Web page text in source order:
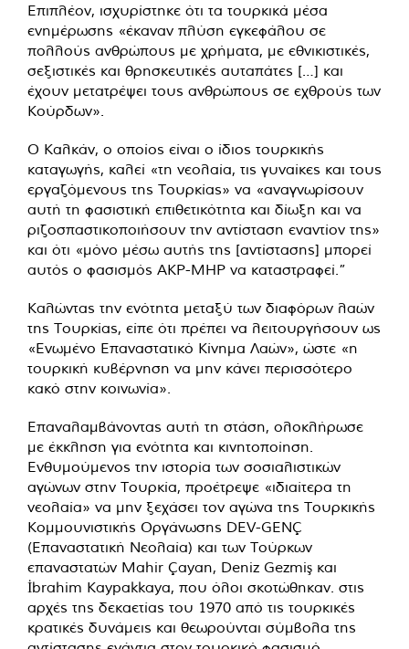
Επιπλέον, ισχυρίστηκε ότι τα τουρκικά μέσα
ενημέρωσης «έκαναν πλύση εγκεφάλου σε
πολλούς ανθρώπους με χρήματα, με εθνικιστικές,
σεξιστικές και θρησκευτικές αυταπάτες […] και
έχουν μετατρέψει τους ανθρώπους σε εχθρούς των
Κούρδων».
Ο Καλκάν, ο οποίος είναι ο ίδιος τουρκικής
καταγωγής, καλεί «τη νεολαία, τις γυναίκες και τους
εργαζόμενους της Τουρκίας» να «αναγνωρίσουν
αυτή τη φασιστική επιθετικότητα και δίωξη και να
ριζοσπαστικοποιήσουν την αντίσταση εναντίον της»
και ότι «μόνο μέσω αυτής της [αντίστασης] μπορεί
αυτός ο φασισμός AKP-MHP να καταστραφεί.”
Καλώντας την ενότητα μεταξύ των διαφόρων λαών
της Τουρκίας, είπε ότι πρέπει να λειτουργήσουν ως
«Ενωμένο Επαναστατικό Κίνημα Λαών», ώστε «η
τουρκική κυβέρνηση να μην κάνει περισσότερο
κακό στην κοινωνία».
Επαναλαμβάνοντας αυτή τη στάση, ολοκλήρωσε
με έκκληση για ενότητα και κινητοποίηση.
Ενθυμούμενος την ιστορία των σοσιαλιστικών
αγώνων στην Τουρκία, προέτρεψε «ιδιαίτερα τη
νεολαία» να μην ξεχάσει τον αγώνα της Τουρκικής
Κομμουνιστικής Οργάνωσης DEV-GENÇ
(Επαναστατική Νεολαία) και των Τούρκων
επαναστατών Mahir Çayan, Deniz Gezmiş και
İbrahim Kaypakkaya, που όλοι σκοτώθηκαν. στις
αρχές της δεκαετίας του 1970 από τις τουρκικές
κρατικές δυνάμεις και θεωρούνται σύμβολα της